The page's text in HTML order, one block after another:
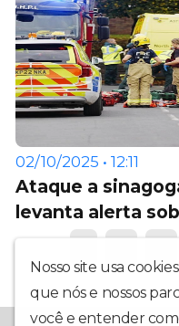
02/10/2025 • 12:11
Ataque a
levanta alerta
Nosso site usa
que nós e nossos
você e entender